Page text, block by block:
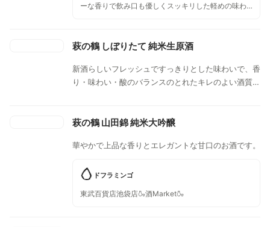
ーな香りで飲み口も優しくスッキリした軽めの味わ
萩の鶴 しぼりたて 純米生原酒
新酒らしいフレッシュですっきりとした味わいで、香
り・味わい・酸のバランスのとれたキレのよい酒質で
萩の鶴 山田錦 純米大吟醸
華やかで上品な香りとエレガントな甘口のお酒です。
ドフラミンゴ
東武百貨店池袋店🍶酒Market🍶